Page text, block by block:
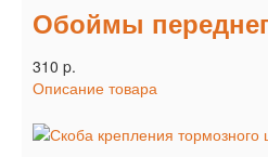
Обоймы
310 p.
Описание товара